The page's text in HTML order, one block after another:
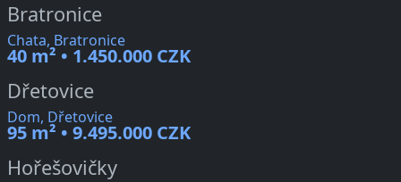
Bratronice
Chata, Bratronice
40 m² • 1.450.000 CZK
Dřetovice
Dom, Dřetovice
95 m² • 9.495.000 CZK
Hořešovičky